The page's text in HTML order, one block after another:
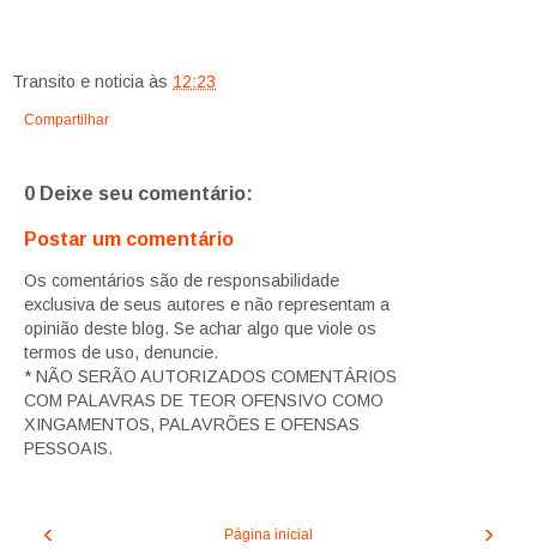
Transito e noticia às 12:23
Compartilhar
0 Deixe seu comentário:
Postar um comentário
Os comentários são de responsabilidade
exclusiva de seus autores e não representam a
opinião deste blog. Se achar algo que viole os
termos de uso, denuncie.
* NÃO SERÃO AUTORIZADOS COMENTÁRIOS
COM PALAVRAS DE TEOR OFENSIVO COMO
XINGAMENTOS, PALAVRÕES E OFENSAS
PESSOAIS.
‹ ›
Página inicial